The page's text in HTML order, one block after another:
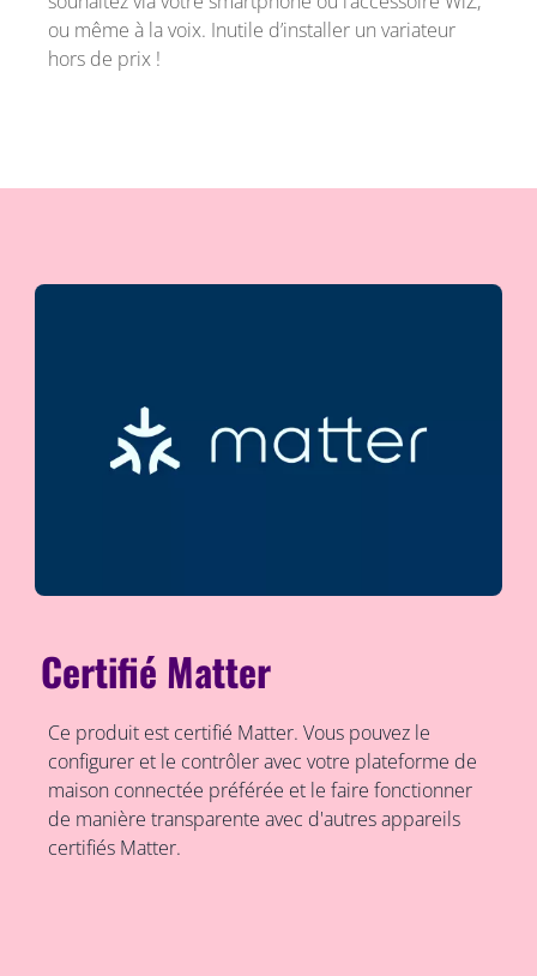
ou même à la voix. Inutile d’installer un variateur
hors de prix !
Certifié Matter
Ce produit est certifié Matter. Vous pouvez le
configurer et le contrôler avec votre plateforme de
maison connectée préférée et le faire fonctionner
de manière transparente avec d'autres appareils
certifiés Matter.